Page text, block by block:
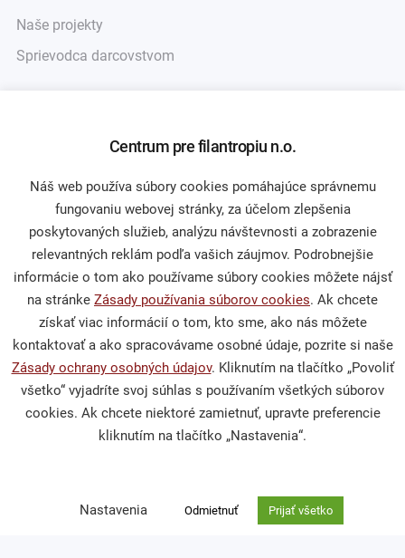
Naše projekty
Sprievodca darcovstvom
Občianska spoločnosť
Publikácie a mediálne výstupy
Výskumy a analýzy
Podporte nás
Darcovská výzva
Nefinančné dary
Venujte nám 2 % z dane
Centrum pre filantropiu n.o.
Náš web používa súbory cookies pomáhajúce správnemu
fungovaniu webovej stránky, za účelom zlepšenia
poskytovaných služieb, analýzu návštevnosti a zobrazenie
relevantných reklám podľa vašich záujmov. Podrobnejšie
informácie o tom ako používame súbory cookies môžete nájsť
na stránke Zásady používania súborov cookies. Ak chcete
získať viac informácií o tom, kto sme, ako nás môžete
kontaktovať a ako spracovávame osobné údaje, pozrite si naše
Zásady ochrany osobných údajov. Kliknutím na tlačítko „Povoliť
všetko“ vyjadríte svoj súhlas s používaním všetkých súborov
cookies. Ak chcete niektoré zamietnuť, upravte preferencie
kliknutím na tlačítko „Nastavenia“.
Nastavenia Odmietnuť Prijať všetko